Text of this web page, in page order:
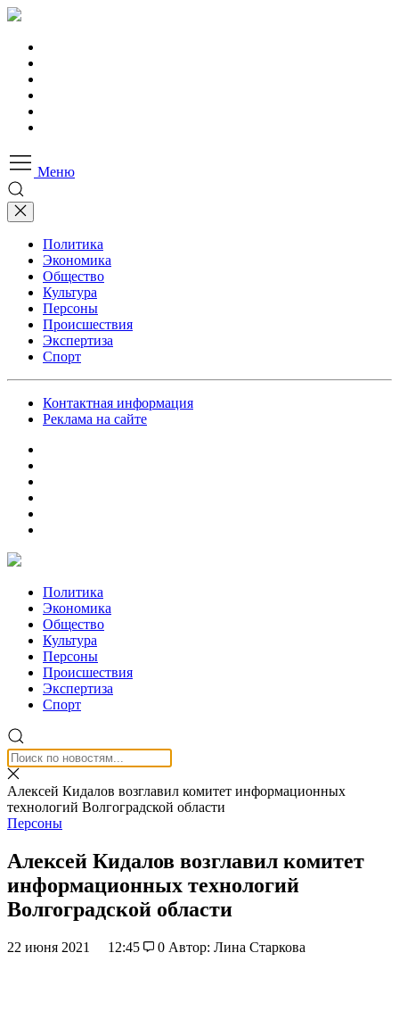
Меню
Политика
Экономика
Общество
Культура
Персоны
Происшествия
Экспертиза
Спорт
Контактная информация
Реклама на сайте
Политика
Экономика
Общество
Культура
Персоны
Происшествия
Экспертиза
Спорт
Алексей Кидалов возглавил комитет информационных
технологий Волгоградской области
Персоны
Алексей Кидалов возглавил комитет
информационных технологий
Волгоградской области
22 июня 2021 12:45 0 Автор: Лина Старкова